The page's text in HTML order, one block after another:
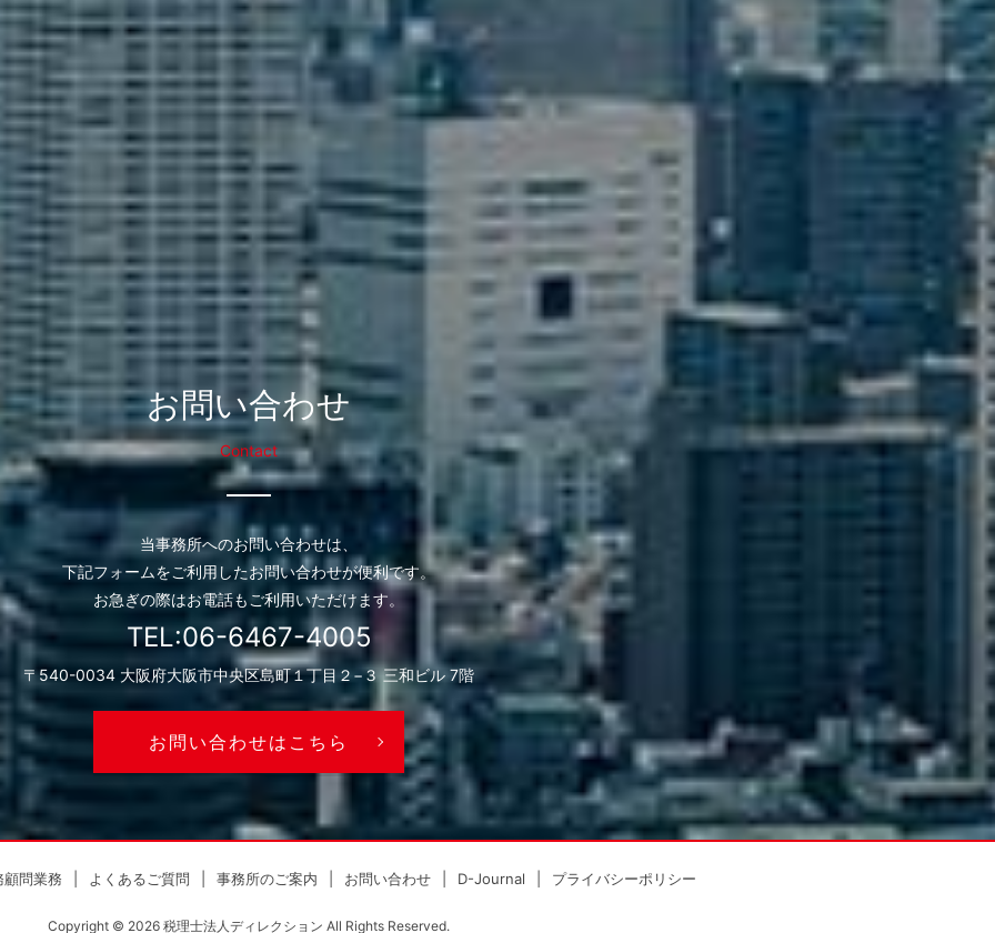
お問い合わせ
Contact
当事務所へのお問い合わせは、
下記フォームをご利用したお問い合わせが便利です。
お急ぎの際はお電話もご利用いただけます。
TEL:06-6467-4005
〒540-0034 大阪府大阪市中央区島町１丁目２−３ 三和ビル 7階
お問い合わせはこちら
顧問業務 よくあるご質問 事務所のご案内 お問い合わせ D-Journal プライバシーポリシー
Copyright © 2026 税理士法人ディレクション All Rights Reserved.